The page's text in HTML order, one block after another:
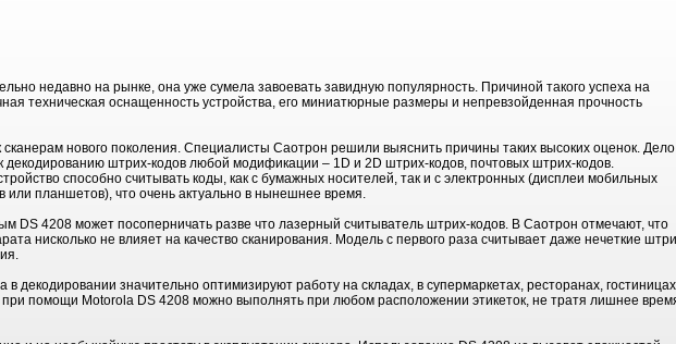
недавно на рынке, она уже сумела завоевать завидную популярность. Причиной такого успеха на
техническая оснащенность устройства, его миниатюрные размеры и непревзойденная прочность
сканерам нового поколения. Специалисты Саотрон решили выяснить причины таких высоких оценок. Дело
декодированию штрих-кодов любой модификации – 1D и 2D штрих-кодов, почтовых штрих-кодов.
способно считывать коды, как с бумажных носителей, так и с электронных (дисплеи мобильных
или планшетов), что очень актуально в нынешнее время.
DS 4208 может посоперничать разве что лазерный считыватель штрих-кодов. В Саотрон отмечают, что
нисколько не влияет на качество сканирования. Модель с первого раза считывает даже нечеткие
декодировании значительно оптимизируют работу на складах, в супермаркетах, ресторанах,
помощи Motorola DS 4208 можно выполнять при любом расположении этикеток, не тратя лишнее